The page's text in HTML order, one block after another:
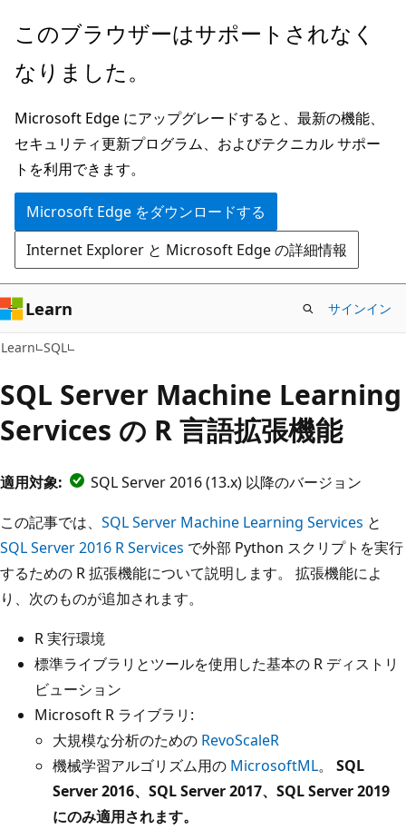
メ
ン
ン
テ
ン
ツ
に
ス
キ
ッ
プ
このブラウザーはサポートされなく
なりました。
Microsoft Edge にアップグレードすると、最新の機能、
セキュリティ更新プログラム、およびテクニカル サポー
トを利用できます。
Microsoft Edge をダウンロードする
Internet Explorer と Microsoft Edge の詳細情報
Learn サインイン
Learn SQL
SQL Server Machine Learning
Services の R 言語拡張機能
適用対象:
SQL Server 2016 (13.x) 以降のバージョン
この記事では、 SQL Server Machine Learning Services と
SQL Server 2016 R Services で外部 Python スクリプトを実行
するための R 拡張機能について説明します。 拡張機能によ
り、次のものが追加されます。
R 実行環境
標準ライブラリとツールを使用した基本の R ディストリ
ビューション
Microsoft R ライブラリ:
大規模な分析のための RevoScaleR
機械学習アルゴリズム用の MicrosoftML。 SQL
Server 2016、SQL Server 2017、SQL Server 2019
にのみ適用されます。